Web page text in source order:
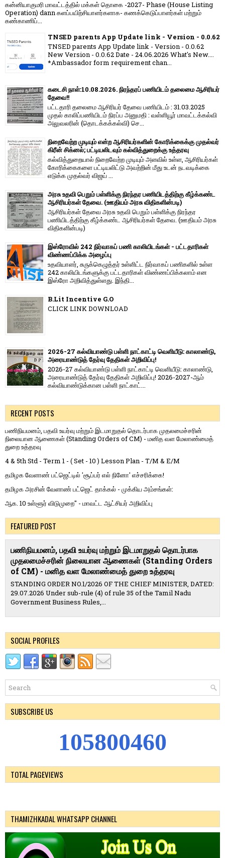
கன்னியாகுமரி மாவட்டத்தில் மக்கள் தொகை -2027- Phase (House Listing
Operation) dann களப்பயிற்சியாளர்களாக- கணக்கெடுப்பாளர்கள் மற்றும்
கண்காணிப்...
TNSED parents App Update link - Version - 0.0.62
TNSED parents App Update link - Version - 0.0.62
New Version - 0.0.62 Date - 24.06.2026 What's New....
*Ambassador form requirement chan...
கடைசி நாள்:10.08.2026. நிரந்தரப் பணியிடம் தலைமை ஆசிரியர்
தேவை!!
பட்டதாரி தலைமை ஆசிரியர் தேவை பணியிடம் : 31.03.2025
முதல் காலிப்பணியிடம் நிரப்ப அனுமதி : வள்ளியூர் மாவட்டக்கல்வி
அலுவலரின் (தொடக்கக்கல்வி) செ...
நிறைவேற்ற முடியும் என்ற ஆசிரியர்களின் கோரிக்கைக்கு முதல்வர்
கிரீன் சிக்னல்; பட்டியலிடவும் கல்வித்துறைக்கு உத்தரவு
கல்வித்துறையால் நிறைவேற்ற முடியும் அளவில் உள்ள, ஆசிரியர்கள்
கோரிக்கைகளை பட்டியலிட்டு அவற்றின் மீது உடன் நடவடிக்கை
எடுக்க முதல்வர் விஜய் ...
அரசு உதவி பெறும் பள்ளிக்கு நிரந்தர பணியிடத்திற்கு கீழ்க்கண்ட
ஆசிரியர்கள் தேவை. (ஊதியம் அரசு விதிகளின்படி)
ஆசிரியர்கள் தேவை அரசு உதவி பெறும் பள்ளிக்கு நிரந்தர
பணியிடத்திற்கு கீழ்க்கண்ட ஆசிரியர்கள் தேவை. (ஊதியம் அரசு
விதிகளின்படி)
இஸ்ரோவில் 242 நிர்வாகப் பணி காலியிடங்கள் - பட்டதாரிகள்
விண்ணப்பிக்க அழைப்பு
உதவியாளர், சுருக்கெழுத்தர் உள்ளிட்ட நிர்வாகப் பணிகளில் உள்ள
242 காலியிடங்களுக்கு பட்டதாரிகள் விண்ணப்பிக்கலாம் என
இஸ்ரோ அறிவித்துள்ளது. இந்தி...
B.Lit Incentive G.O
CLICK LINK DOWNLOAD
2026-27 கல்வியாண்டு பள்ளி நாட்காட்டி வெளியீடு: காலாண்டு,
அரையாண்டுத் தேர்வு தேதிகள் அறிவிப்பு!
2026-27 கல்வியாண்டு பள்ளி நாட்காட்டி வெளியீடு: காலாண்டு,
அரையாண்டுத் தேர்வு தேதிகள் அறிவிப்பு! 2026-2027-ஆம்
கல்வியாண்டுக்கான பள்ளி நாட்காட்...
RECENT POSTS
பணிநியமனம், பதவி உயர்வு மற்றும் இடமாறுதல் தொடர்பாக முதலமைச்சரின்
நிலையான ஆணைகள் (Standing Orders of CM) - மனித வள மேலாண்மைத்
துறை உத்தரவு
4 & 5th Std - Term 1 - ( Set - 10 ) Lesson Plan - T/M & E/M
தமிழக வேளாண் பட்ஜெட்டில் 'சூப்பர் எல் நினோ' எச்சரிக்கை!
தமிழக அரசின் வேளாண் பட்ஜெட் தாக்கல் - முக்கிய அம்சங்கள்:
ஆக. 10 உள்ளூர் விடுமுறை" - மாவட்ட ஆட்சியர் அறிவிப்பு
FEATURED POST
பணிநியமனம், பதவி உயர்வு மற்றும் இடமாறுதல் தொடர்பாக
முதலமைச்சரின் நிலையான ஆணைகள் (Standing Orders
of CM) - மனித வள மேலாண்மைத் துறை உத்தரவு
STANDING ORDER NO.1/2026 OF THE CHIEF MINISTER, DATED:
29.07.2026 Under sub-rule (4) of rule 35 of the Tamil Nadu
Government Business Rules,...
SOCIAL PROFILES
SUBSCRIBE US
105800460
TOTAL PAGEVIEWS
THAMIZHKADAL WHATSAPP CHANNEL